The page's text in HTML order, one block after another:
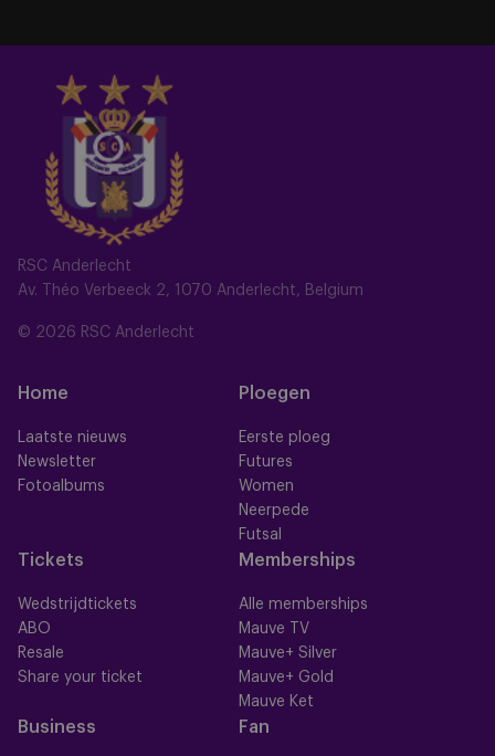
RSC Anderlecht
Av. Théo Verbeeck 2, 1070 Anderlecht, Belgium
© 2026 RSC Anderlecht
Home
Laatste nieuws
Newsletter
Fotoalbums
Ploegen
Eerste ploeg
Futures
Women
Neerpede
Futsal
Tickets
Wedstrijdtickets
ABO
Resale
Share your ticket
Memberships
Alle memberships
Mauve TV
Mauve+ Silver
Mauve+ Gold
Mauve Ket
Business Fan